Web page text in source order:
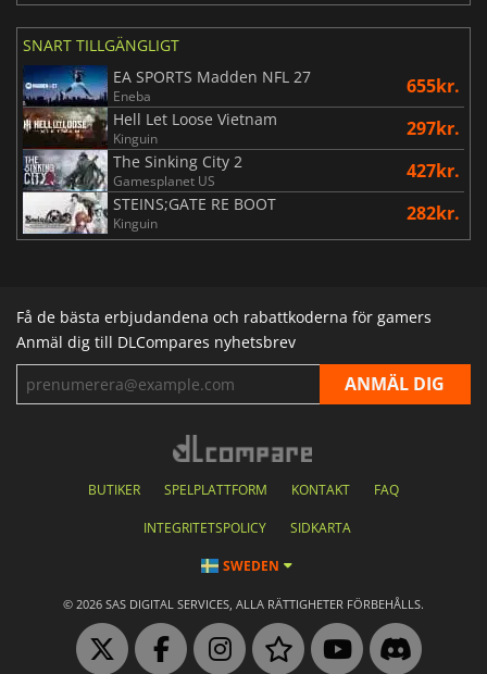
SNART TILLGÄNGLIGT
EA SPORTS Madden NFL 27
Eneba 655kr.
Hell Let Loose Vietnam
Kinguin 297kr.
The Sinking City 2
Gamesplanet US 427kr.
STEINS;GATE RE BOOT
Kinguin 282kr.
Få de bästa erbjudandena och rabattkoderna för gamers
Anmäl dig till DLCompares nyhetsbrev
BUTIKER SPELPLATTFORM KONTAKT FAQ
INTEGRITETSPOLICY SIDKARTA
SWEDEN
© 2026 SAS DIGITAL SERVICES, ALLA RÄTTIGHETER FÖRBEHÅLLS.